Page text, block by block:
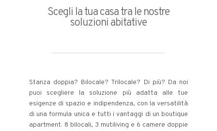
Scegli la tua casa tra le nostre
soluzioni abitative
Stanza doppia? Bilocale? Trilocale? Di più? Da noi
puoi scegliere la soluzione più adatta alle tue
esigenze di spazio e indipendenza, con la versatilità
di una formula unica e tutti i vantaggi di un boutique
apartment. 8 bilocali, 3 mutiliving e 6 camere doppie